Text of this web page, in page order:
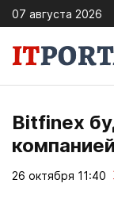
07 августа 2026
Bitfinex
26 октября 11:40